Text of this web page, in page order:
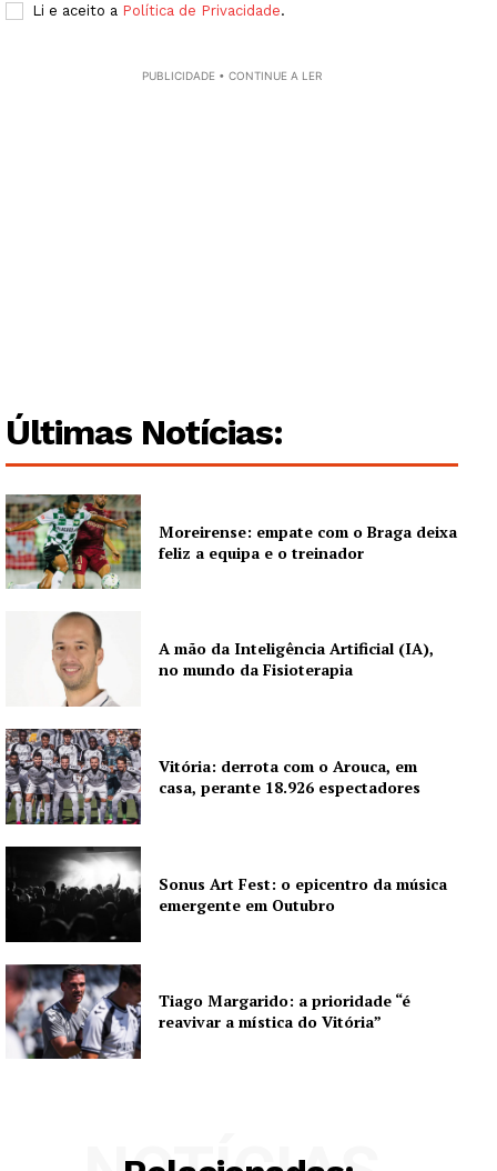
Li e aceito a Política de Privacidade.
PUBLICIDADE • CONTINUE A LER
Últimas Notícias:
Moreirense: empate com o Braga deixa
feliz a equipa e o treinador
A mão da Inteligência Artificial (IA),
no mundo da Fisioterapia
Vitória: derrota com o Arouca, em
casa, perante 18.926 espectadores
Sonus Art Fest: o epicentro da música
emergente em Outubro
Tiago Margarido: a prioridade “é
reavivar a mística do Vitória”